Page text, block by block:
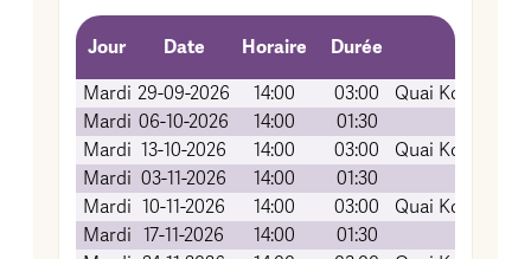
Jour Date Horaire
Durée
Mardi 29-09-2026 14:00 03:00
Quai Koch
Mardi 06-10-2026 14:00 01:30
Mardi 13-10-2026 14:00 03:00
Quai Koch
Mardi 03-11-2026 14:00 01:30
Mardi 10-11-2026 14:00 03:00
Quai Koch
Mardi 17-11-2026 14:00 01:30